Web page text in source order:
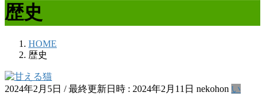
キ
ッ
に
移
歴史
HOME
歴史
2024年2月5日 / 最終更新日時 : 2024年2月11日 nekohon い